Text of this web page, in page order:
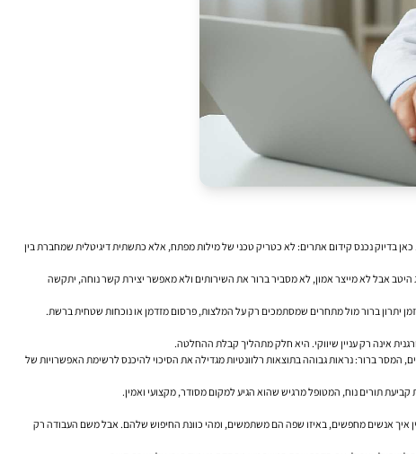
בדיוק נכנס קידום אתרים: לא כטריק טכני של מילות מפתח, אלא כתשתית דיגיטלית שמחברת בין
היטב אבל לא מייצר אמון, לא מסביר ברור את השירותים ולא מאפשר יצירת קשר נוחה, יתקשה
יתרון ברור מול מתחרים שמסתמכים רק על המלצות, פרסום מזדמן או נוכחות שטחית ברשת.
אינה רק עניין שיווקי. היא חלק מתהליך קבלת ההחלטה.
ברור: נראות גבוהה בתוצאות רלוונטיות מגדילה את הסיכוי להיכנס לרשימת האפשרויות של
קביעת תורים נוח, המטופל מרגיש שהוא הגיע למקום מסודר, מקצועי ואמין.
איך אנשים מחפשים, באיזו שפה הם משתמשים, ומהי כוונת החיפוש שלהם. אבל משם העבודה רק